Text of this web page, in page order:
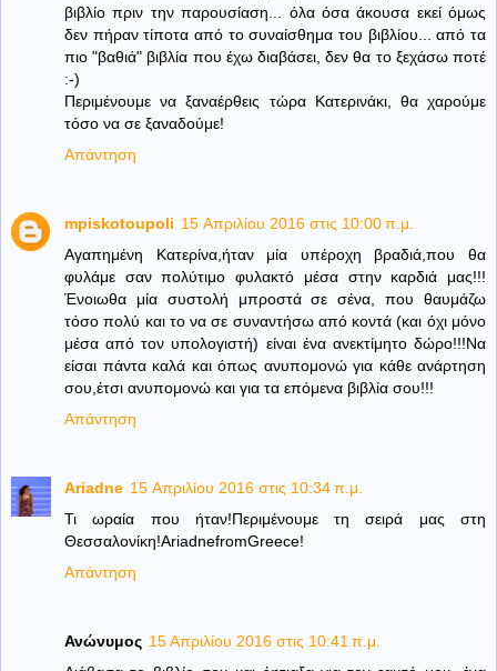
βιβλίο πριν την παρουσίαση... όλα όσα άκουσα εκεί όμως
δεν πήραν τίποτα από το συναίσθημα του βιβλίου... από τα
πιο "βαθιά" βιβλία που έχω διαβάσει, δεν θα το ξεχάσω ποτέ
:-)
Περιμένουμε να ξαναέρθεις τώρα Κατερινάκι, θα χαρούμε
τόσο να σε ξαναδούμε!
Απάντηση
mpiskotoupoli 15 Απριλίου 2016 στις 10:00 π.μ.
Αγαπημένη Κατερίνα,ήταν μία υπέροχη βραδιά,που θα
φυλάμε σαν πολύτιμο φυλακτό μέσα στην καρδιά μας!!!
Ένοιωθα μία συστολή μπροστά σε σένα, που θαυμάζω
τόσο πολύ και το να σε συναντήσω από κοντά (και όχι μόνο
μέσα από τον υπολογιστή) είναι ένα ανεκτίμητο δώρο!!!Να
είσαι πάντα καλά και όπως ανυπομονώ για κάθε ανάρτηση
σου,έτσι ανυπομονώ και για τα επόμενα βιβλία σου!!!
Απάντηση
Ariadne 15 Απριλίου 2016 στις 10:34 π.μ.
Τι ωραία που ήταν!Περιμένουμε τη σειρά μας στη
Θεσσαλονίκη!AriadnefromGreece!
Απάντηση
Ανώνυμος 15 Απριλίου 2016 στις 10:41 π.μ.